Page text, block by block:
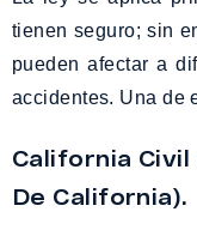
tienen seguro; sin
pueden afectar a
accidentes. Una de
California Civil
De California).